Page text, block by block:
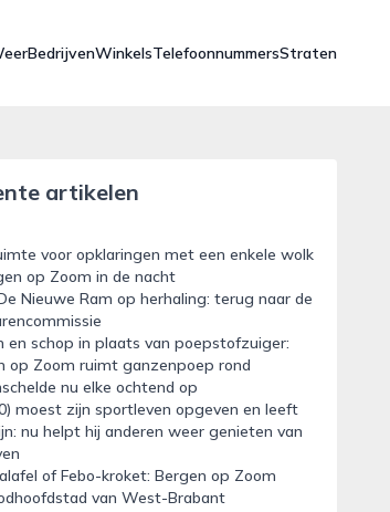
BedrijvenWinkelsTelefoonnummersStraten
artikelen
voor opklaringen met een enkele wolk
op Zoom in de nacht
Nieuwe Ram op herhaling: terug naar de
en schop in plaats van poepstofzuiger:
op Zoom ruimt ganzenpoep rond
nu elke ochtend op
moest zijn sportleven opgeven en leeft
nu helpt hij anderen weer genieten van
of Febo-kroket: Bergen op Zoom
van West-Brabant